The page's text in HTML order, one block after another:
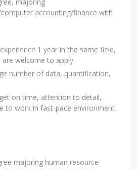
accounting/finance with
1 year in the same field,
welcome to apply
number of data, quantification,
on time, attention to detail,
to work in fast-pace environment
majoring human resource